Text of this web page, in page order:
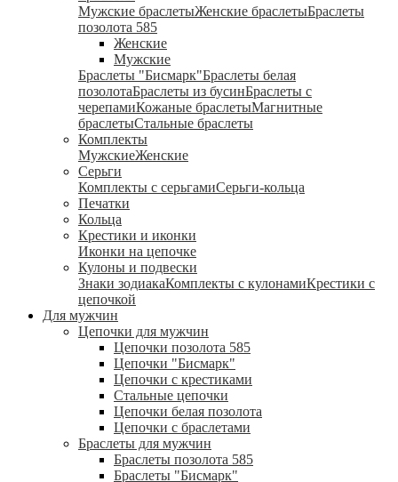
Мужские браслетыЖенские браслетыБраслеты
позолота 585
Женские
Мужские
Браслеты "Бисмарк"Браслеты белая
позолотаБраслеты из бусинБраслеты с
черепамиКожаные браслетыМагнитные
браслетыСтальные браслеты
Комплекты
МужскиеЖенские
Серьги
Комплекты с серьгамиСерьги-кольца
Печатки
Кольца
Крестики и иконки
Иконки на цепочке
Кулоны и подвески
Знаки зодиакаКомплекты с кулонамиКрестики с
цепочкой
Для мужчин
Цепочки для мужчин
Цепочки позолота 585
Цепочки "Бисмарк"
Цепочки с крестиками
Стальные цепочки
Цепочки белая позолота
Цепочки с браслетами
Браслеты для мужчин
Браслеты позолота 585
Браслеты "Бисмарк"